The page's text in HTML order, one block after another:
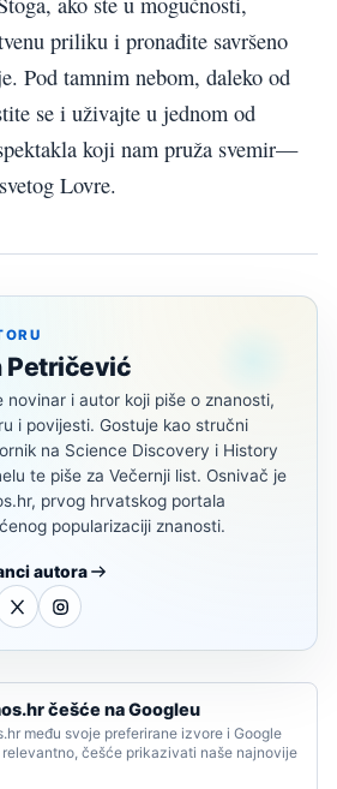
priliku i pronađite savršeno
Pod tamnim nebom, daleko od
se i uživajte u jednom od
koji nam pruža svemir—
Lovre.
Petričević
novinar i autor koji piše o znanosti,
i povijesti. Gostuje kao stručni
na Science Discovery i History
te piše za Večernji list. Osnivač je
prvog hrvatskog portala
popularizaciji znanosti.
autora
češće na Googleu
među svoje preferirane izvore i Google
češće prikazivati naše najnovije